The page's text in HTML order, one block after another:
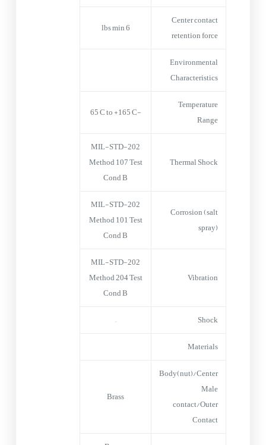
Center contact
retention force
6 lbs min
Environmental
Characteristics
Temperature
Range
-65°C to +165°C
Thermal Shock
MIL-STD-202
Method 107 Test
Cond B
Corrosion (salt
spray)
MIL-STD-202
Method 101 Test
Cond B
Vibration
MIL-STD-202
Method 204 Test
Cond B
Shock
–
Materials
Body(nut)/Center
Male
contact/Outer
Contact
Brass